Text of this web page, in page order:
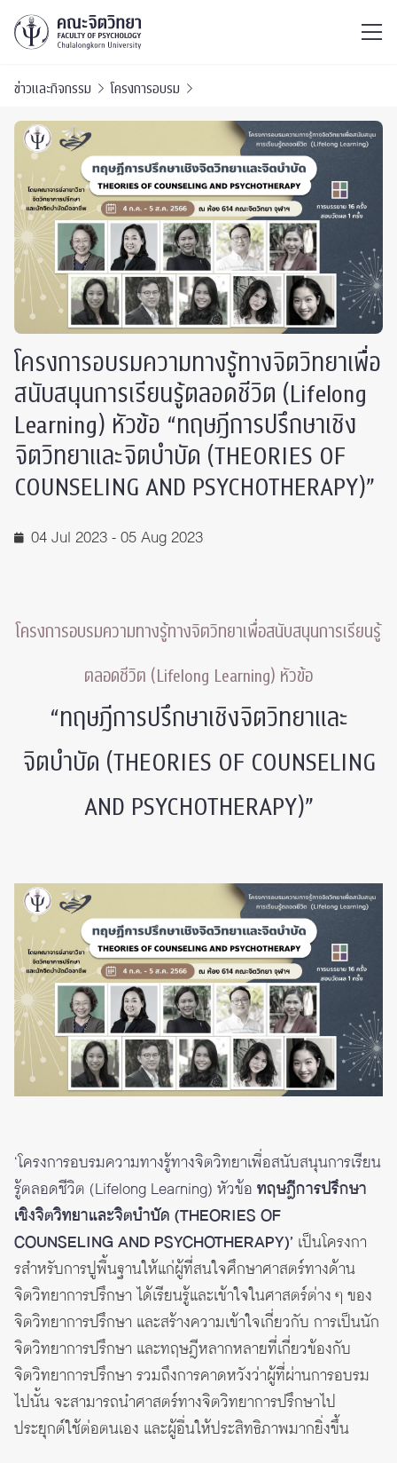
ข่าวและกิจกรรม โครงการอบรม
โครงการอบรมความทางรู้ทางจิตวิทยาเพื่อ
สนับสนุนการเรียนรู้ตลอดชีวิต (Lifelong
Learning) หัวข้อ “ทฤษฎีการปรึกษาเชิง
จิตวิทยาและจิตบำบัด (THEORIES OF
COUNSELING AND PSYCHOTHERAPY)”
04 Jul 2023 - 05 Aug 2023
โครงการอบรมความทางรู้ทางจิตวิทยาเพื่อสนับสนุนการเรียนรู้
ตลอดชีวิต (Lifelong Learning) หัวข้อ
“ทฤษฎีการปรึกษาเชิงจิตวิทยาและ
จิตบำบัด (THEORIES OF COUNSELING
AND PSYCHOTHERAPY)”
‘โครงการอบรมความทางรู้ทางจิตวิทยาเพื่อสนับสนุนการเรียน
รู้ตลอดชีวิต (Lifelong Learning) หัวข้อ ทฤษฎีการปรึกษา
เชิงจิตวิทยาและจิตบำบัด (THEORIES OF
COUNSELING AND PSYCHOTHERAPY)’ เป็นโครงกา
รสําหรับการปูพื้นฐานให้แก่ผู้ที่สนใจศึกษาศาสตร์ทางด้าน
จิตวิทยาการปรึกษา ได้เรียนรู้และเข้าใจในศาสตร์ต่าง ๆ ของ
จิตวิทยาการปรึกษา และสร้างความเข้าใจเกี่ยวกับ การเป็นนัก
จิตวิทยาการปรึกษา และทฤษฎีหลากหลายที่เกี่ยวข้องกับ
จิตวิทยาการปรึกษา รวมถึงการคาดหวังว่าผู้ที่ผ่านการอบรม
ไปนั้น จะสามารถนําศาสตร์ทางจิตวิทยาการปรึกษาไป
ประยุกต์ใช้ต่อตนเอง และผู้อื่นให้ประสิทธิภาพมากยิ่งขึ้น